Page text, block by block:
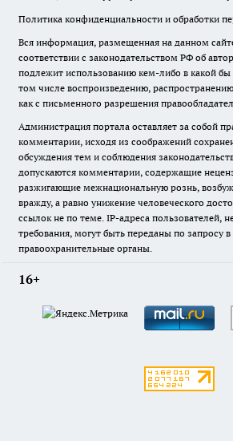
Политика конфиденциальности и обработки
Вся информация, размещенная на данном
соответствии с законодательством РФ об
подлежит использованию кем-либо в какой
том числе воспроизведению,
как с письменного разрешения
Администрация портала оставляет за собой
комментарии, исходя из соображений
обсуждения тем и соблюдения
допускаются комментарии, содержащие
разжигающие межнациональную рознь,
вражду, а равно унижение человеческого
ссылок не по теме. IP-адреса пользователей,
требования, могут быть переданы по запросу
правоохранительные органы.
16+